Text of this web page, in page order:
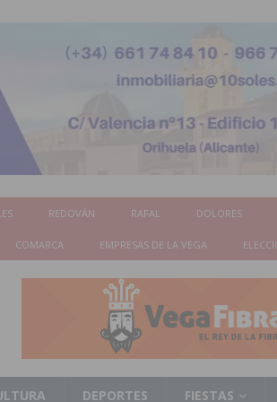
REDOVÁN RAFAL DOLORES
COMARCA EMPRESAS DE LA VEGA
DEPORTES FIESTAS